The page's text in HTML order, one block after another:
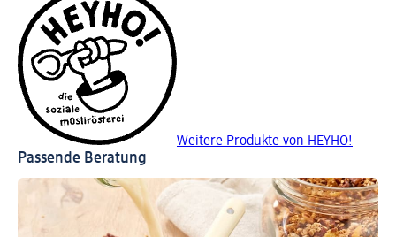
Weitere Produkte von HEYHO!
Passende Beratung